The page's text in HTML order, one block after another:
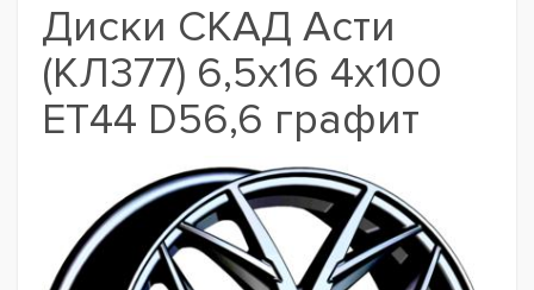
Диски СКАД Асти
(КЛ377) 6,5x16 4x100
ET44 D56,6 графит